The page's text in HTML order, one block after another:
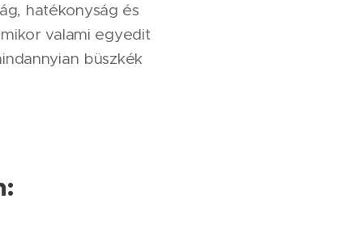
hatékonyság és
valami egyedit
büszkék